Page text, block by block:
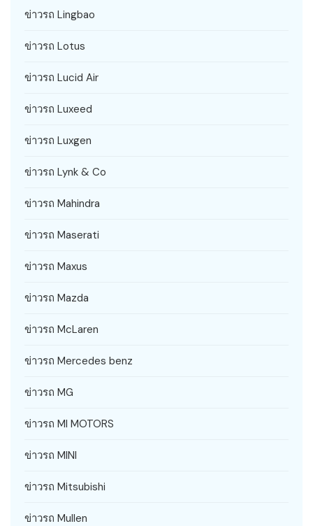
ข่าวรถ Lingbao
ข่าวรถ Lotus
ข่าวรถ Lucid Air
ข่าวรถ Luxeed
ข่าวรถ Luxgen
ข่าวรถ Lynk & Co
ข่าวรถ Mahindra
ข่าวรถ Maserati
ข่าวรถ Maxus
ข่าวรถ Mazda
ข่าวรถ McLaren
ข่าวรถ Mercedes benz
ข่าวรถ MG
ข่าวรถ MI MOTORS
ข่าวรถ MINI
ข่าวรถ Mitsubishi
ข่าวรถ Mullen